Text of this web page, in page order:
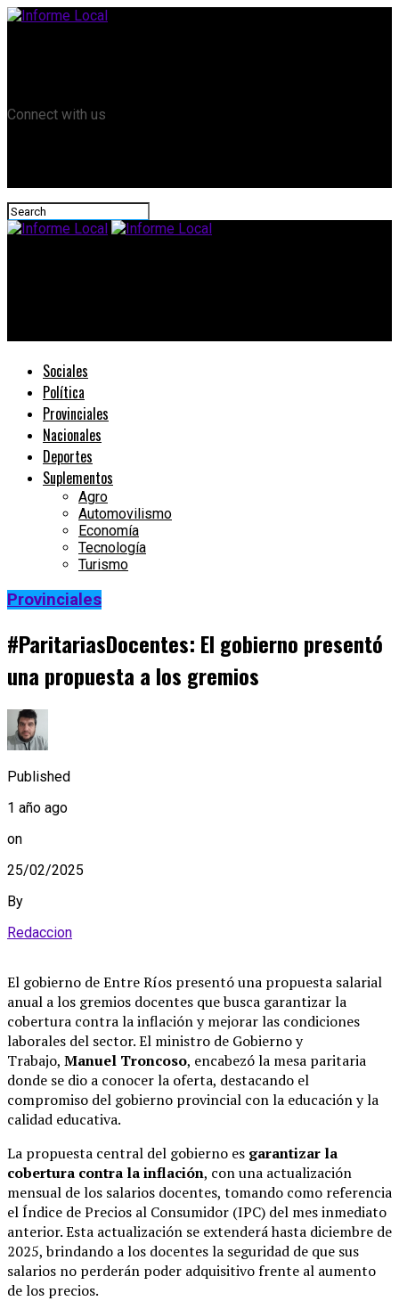
Connect with us
Sociales
Política
Provinciales
Nacionales
Deportes
Suplementos
Agro
Automovilismo
Economía
Tecnología
Turismo
Provinciales
#ParitariasDocentes: El gobierno presentó
una propuesta a los gremios
Published
1 año ago
on
25/02/2025
By
Redaccion
El gobierno de Entre Ríos presentó una propuesta salarial
anual a los gremios docentes que busca garantizar la
cobertura contra la inflación y mejorar las condiciones
laborales del sector. El ministro de Gobierno y
Trabajo, Manuel Troncoso, encabezó la mesa paritaria
donde se dio a conocer la oferta, destacando el
compromiso del gobierno provincial con la educación y la
calidad educativa.
La propuesta central del gobierno es garantizar la
cobertura contra la inflación, con una actualización
mensual de los salarios docentes, tomando como referencia
el Índice de Precios al Consumidor (IPC) del mes inmediato
anterior. Esta actualización se extenderá hasta diciembre de
2025, brindando a los docentes la seguridad de que sus
salarios no perderán poder adquisitivo frente al aumento
de los precios.